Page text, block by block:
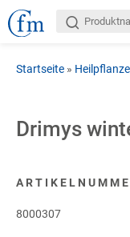
Startseite »
Drimys
8000307